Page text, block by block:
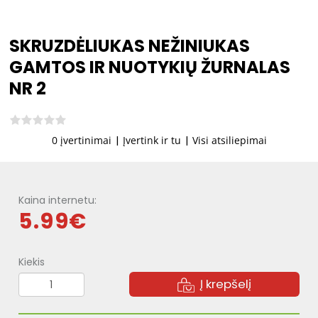
SKRUZDĖLIUKAS NEŽINIUKAS
GAMTOS IR NUOTYKIŲ ŽURNALAS
NR 2
0 įvertinimai | Įvertink ir tu | Visi atsiliepimai
Kaina internetu:
5.99€
Kiekis
Į krepšelį